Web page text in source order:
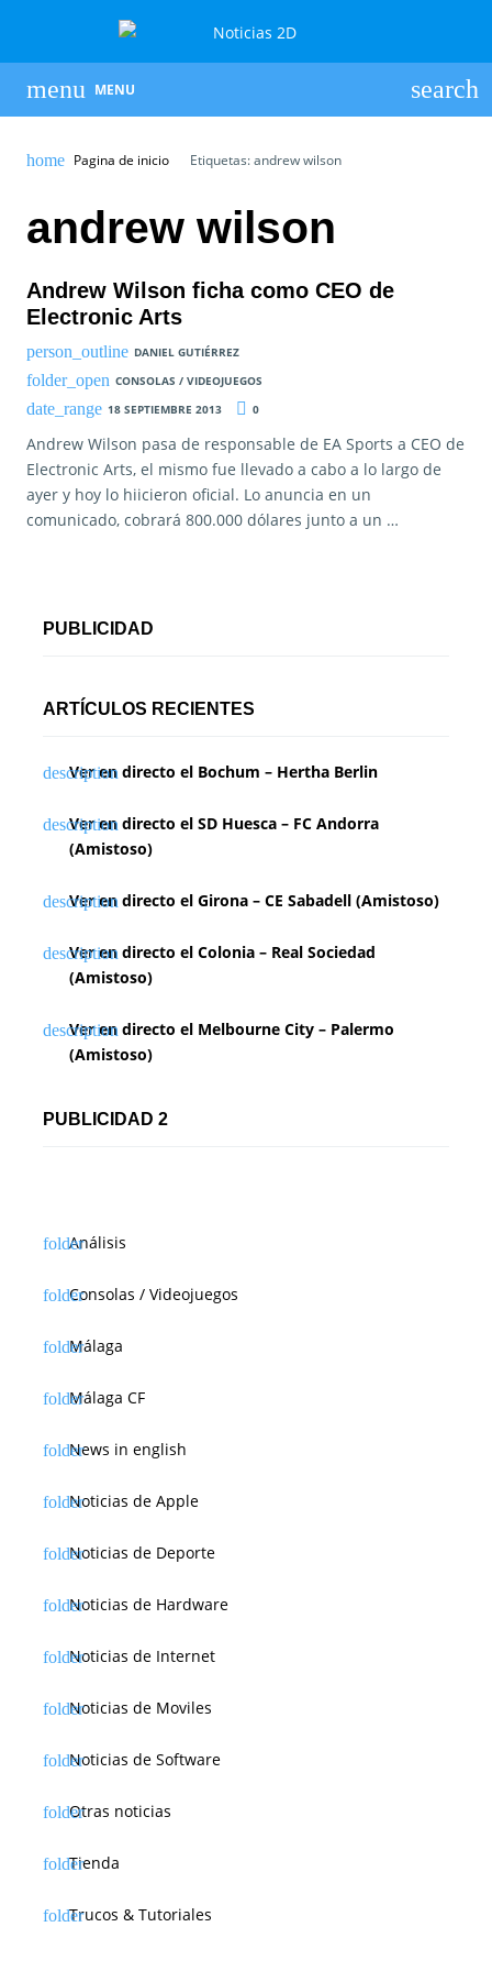
MENU
Pagina de inicio Etiquetas: andrew wilson
andrew wilson
Andrew Wilson ficha como CEO de
Electronic Arts
DANIEL GUTIÉRREZ
CONSOLAS / VIDEOJUEGOS
18 SEPTIEMBRE 2013
0
Andrew Wilson pasa de responsable de EA Sports a CEO de
Electronic Arts, el mismo fue llevado a cabo a lo largo de
ayer y hoy lo hiicieron oficial. Lo anuncia en un
comunicado, cobrará 800.000 dólares junto a un …
PUBLICIDAD
ARTÍCULOS RECIENTES
Ver en directo el Bochum – Hertha Berlin
Ver en directo el SD Huesca – FC Andorra
(Amistoso)
Ver en directo el Girona – CE Sabadell (Amistoso)
Ver en directo el Colonia – Real Sociedad
(Amistoso)
Ver en directo el Melbourne City – Palermo
(Amistoso)
PUBLICIDAD 2
Análisis
Consolas / Videojuegos
Málaga
Málaga CF
News in english
Noticias de Apple
Noticias de Deporte
Noticias de Hardware
Noticias de Internet
Noticias de Moviles
Noticias de Software
Otras noticias
Tienda
Trucos & Tutoriales